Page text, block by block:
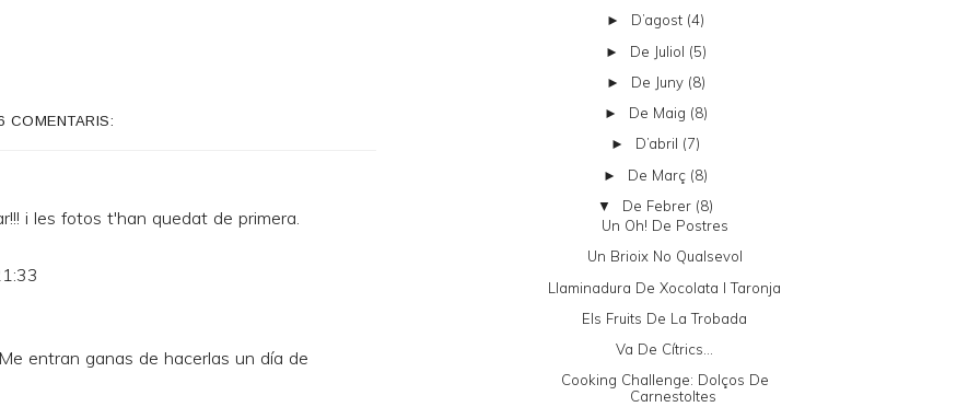
COMENTARIS:
i les fotos t'han quedat de primera.
entran ganas de hacerlas un día de
► D’agost (4)
► De Juliol (5)
► De Juny (8)
► De Maig (8)
► D’abril (7)
► De Març (8)
▼ De Febrer (8)
Un Oh! De Postres
Un Brioix No Qualsevol
Llaminadura De Xocolata I Taronja
Els Fruits De La Trobada
Va De Cítrics...
Cooking Challenge: Dolços De
Carnestoltes